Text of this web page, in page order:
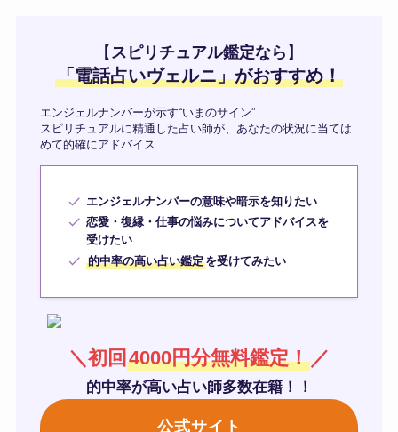
【 スピリチュアル鑑定なら 】
「電話占いヴェルニ」がおすすめ！
エンジェルナンバーが示す“いまのサイン”
スピリチュアルに精通した占い師が、あなたの状況に当ては
めて的確にアドバイス
エンジェルナンバーの意味や暗示を知りたい
恋愛・復縁・仕事の悩みについてアドバイスを
受けたい
的中率の高い占い鑑定を受けてみたい
＼初回 4000円分無料鑑定！ ／
的中率が高い占い師多数在籍！！
公式サイト